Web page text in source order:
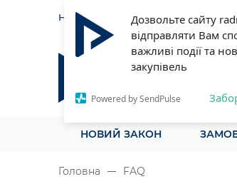
Дозвольте сайту
відправляти Вам
важливі події та
закупівель
Powered by SendPulse
НОВИНИ СТАТТІ
Радник у сфері
Все для закупівель на
НОВИЙ ЗАКОН
Головна FAQ